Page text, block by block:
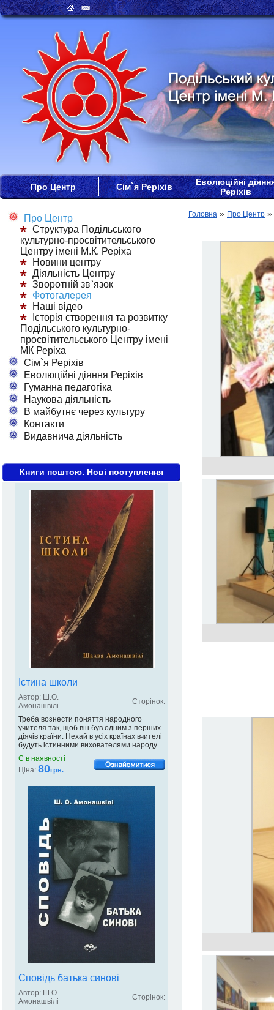
Про Центр Сім`я Реріхів
Еволюційні
Реріхів
Про Центр
Структура Подільського
культурно-просвітительського
Центру імені М.К. Реріха
Новини центру
Діяльність Центру
Зворотній зв`язок
Фотогалерея
Наші відео
Історія створення та розвитку
Подільського культурно-
просвітительського Центру імені
МК Реріха
Сім`я Реріхів
Еволюційні діяння Реріхів
Гуманна педагогіка
Наукова діяльність
В майбутнє через культуру
Контакти
Видавнича діяльність
Книги поштою. Нові поступлення
Істина школи
Автор: Ш.О.
Амонашвілі
Сторінок:
Треба вознести поняття народного
учителя так, щоб він був одним з перших
діячів країни. Нехай в усіх країнах вчителі
будуть істинними вихователями народу.
Є в наявності
Ціна: 80грн.
Сповідь батька синові
Автор: Ш.О.
Амонашвілі
Сторінок:
Головна » Про Центр »